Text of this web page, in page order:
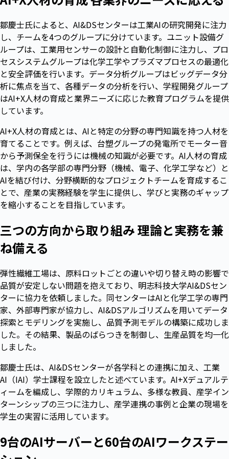
鄒慶士氏によると、AI&DSセンターは工業AIの研究開発に注力
し、チームを4つのグループに分けています。ユニット設備グ
ループは、工業用センサーの設計と自動化制御に注力し、プロ
セスシステムグループは化学工学やプラズマプロセスの最適化
と安全評価を行います。データ分析グループはビッグデータ分
析に焦点を当て、各種データの分析を行い、学程開発グループ
はAI+X人材の育成と業界ニーズに応じた教育プログラムを提供
しています。
AI+X人材の育成とは、AIと特定の分野の専門知識を持つ人材を
育てることです。例えば、台塑グループの発電所でモーター音
から予測保全を行うには機械の知識が必要です。AI人材の育成
は、学内の各学部の専門分野（機械、電子、化学工学など）と
AIを結び付け、分野横断的なプロジェクトチームを育成するこ
とで、産業の実務経験を学生に提供し、学びと実務のギャップ
を縮小することを目指しています。
三つの方向から取り組み 理論と実務を兼
ね備える
弾性繊維工場は、原料ロットごとの違いや切り替え時の影響で
品質が安定しない問題を抱えており、明志科技大学AI&DSセン
ターに協力を依頼しました。同センターはAIと化学工学の専門
家、外部専門家が協力し、AI&DSアルゴリズムを用いてデータ
探索とモデリングを実施し、品質予測モデルの構築に成功しま
した。その結果、製品のばらつきを制御し、生産品質を均一化
しました。
鄒慶士氏は、AI&DSセンターが各学科との連携に加え、工業
AI（IAI）学士課程を設立したと述べています。AI+Xデュアルテ
ィームを編成し、学際的カリキュラム、多様な教員、産学イン
ターンシップの三つに注力し、産学連携の事例と企業の現場を
学生の実習に活用しています。
9台のAIサーバーと60台のAIワークステー